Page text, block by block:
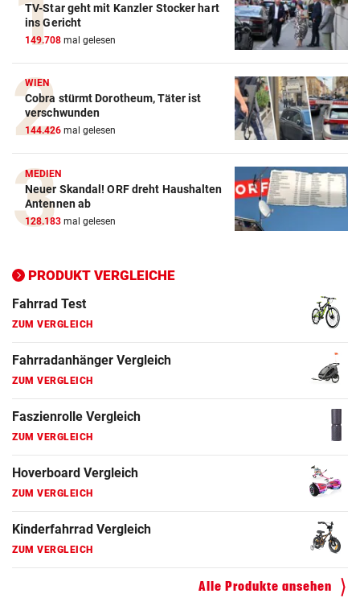
TV-Star geht mit Kanzler Stocker hart
ins Gericht
149.708 mal gelesen
WIEN
Cobra stürmt Dorotheum, Täter ist
verschwunden
144.426 mal gelesen
MEDIEN
Neuer Skandal! ORF dreht Haushalten
Antennen ab
128.183 mal gelesen
PRODUKT VERGLEICHE
Action-Cam Vergleich
ZUM VERGLEICH
Crosstrainer Vergleich
ZUM VERGLEICH
E-Bike Vergleich
ZUM VERGLEICH
Elektro-Scooter Vergleich
ZUM VERGLEICH
ZUM VERGLEICH
Fahrrad Test
ZUM VERGLEICH
Fahrradanhänger Vergleich
ZUM VERGLEICH
Faszienrolle Vergleich
ZUM VERGLEICH
Hoverboard Vergleich
ZUM VERGLEICH
Kinderfahrrad Vergleich
ZUM VERGLEICH
Alle Produkte ansehen